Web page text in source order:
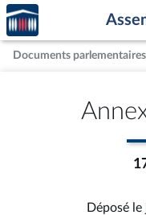
Aller au contenu
Aller en bas de la page
Accèder
à la
page
d'accueil
Documents parlementaires
Déposé